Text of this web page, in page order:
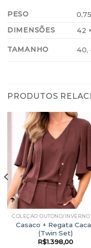
PESO
DIMENSÕES
42
TAMANHO 40,
PRODUTOS
COLEÇÃO OUTONO/
Casaco + Regata
(Twin Set)
R$1.398,00